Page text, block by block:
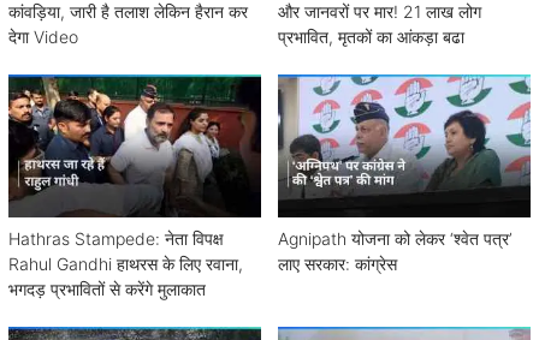
कांवड़िया, जारी है तलाश लेकिन हैरान कर
देगा Video
और जानवरों पर मार! 21 लाख लोग
प्रभावित, मृतकों का आंकड़ा बढा
Hathras Stampede: नेता विपक्ष
Rahul Gandhi हाथरस के लिए रवाना,
भगदड़ प्रभावितों से करेंगे मुलाकात
Agnipath योजना को लेकर ‘श्वेत पत्र’
लाए सरकार: कांग्रेस